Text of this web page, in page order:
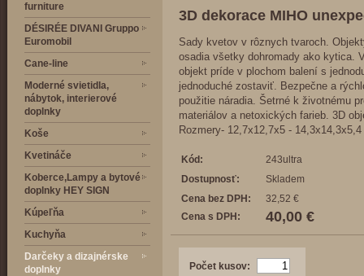
furniture
DÉSIRÉE DIVANI Gruppo
Euromobil
Cane-line
Moderné svietidla,
nábytok, interierové
doplnky
Koše
Kvetináče
Koberce,Lampy a bytové
doplnky HEY SIGN
Kúpeľňa
Kuchyňa
Darčeky a dizajnérske
doplnky
3D dekorace MIHO
Sady kvetov v rôznych tvaroch.
osadia všetky dohromady ako kytica.
objekt príde v plochom balení s
jednoduché zostaviť. Bezpečne a
použitie náradia. Šetrné k životnému
materiálov a netoxických farieb. 3D
Rozmery- 12,7x12,7x5 -
Kód:
243ultra
Dostupnosť:
Skladem
Cena bez DPH:
32,52 €
Cena s DPH:
40,00 €
Počet kusov: